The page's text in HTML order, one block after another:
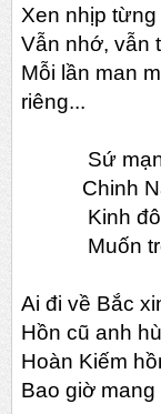
Xen nhịp
Vẫn nhớ, vẫn
Mỗi lần man
riêng...
Sứ mạng
Chinh
Kinh đô
Muốn trở
Ai đi về Bắc
Hồn cũ anh
Hoàn Kiếm
Bao giờ mang